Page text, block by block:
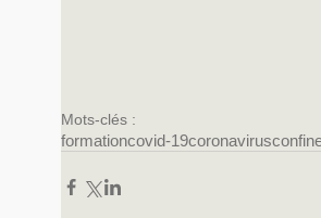
Mots-clés :
formationcovid-19coronavirus